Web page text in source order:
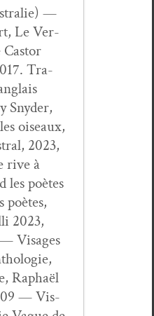
—
Le Ver­
Tra­
Sny­der,
oiseaux,
2023,
rive à
les poètes
poètes,
2023,
Vis­ages
Raphaël
— Vis­